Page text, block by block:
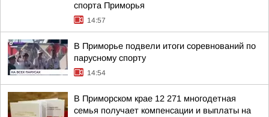
спорта Приморья
14:57
В Приморье подвели итоги соревнований по
парусному спорту
14:54
В Приморском крае 12 271 многодетная
семья получает компенсации и выплаты на